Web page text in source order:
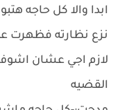
ابدا والا كل حاجه
نزع نظارته فظهرت
لازم اجي عشان
القضيه